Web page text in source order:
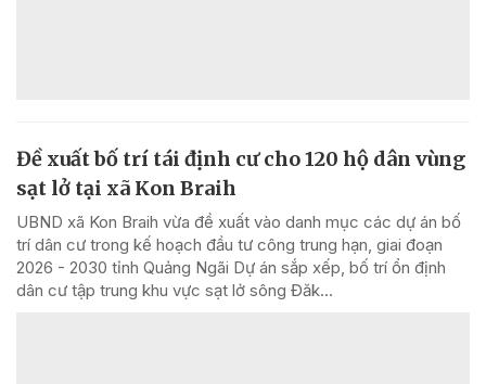
Đề xuất bố trí tái định cư cho 120 hộ dân vùng
sạt lở tại xã Kon Braih
UBND xã Kon Braih vừa đề xuất vào danh mục các dự án bố
trí dân cư trong kế hoạch đầu tư công trung hạn, giai đoạn
2026 - 2030 tỉnh Quảng Ngãi Dự án sắp xếp, bố trí ổn định
dân cư tập trung khu vực sạt lở sông Đăk...